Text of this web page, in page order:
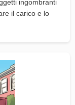
ingombranti
il carico e lo